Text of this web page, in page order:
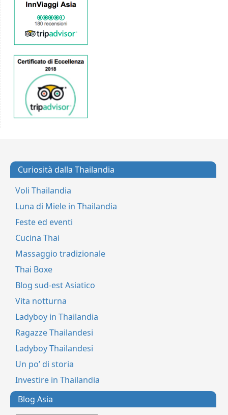
Curiosità dalla Thailandia
Voli Thailandia
Luna di Miele in Thailandia
Feste ed eventi
Cucina Thai
Massaggio tradizionale
Thai Boxe
Blog sud-est Asiatico
Vita notturna
Ladyboy in Thailandia
Ragazze Thailandesi
Ladyboy Thailandesi
Un po’ di storia
Investire in Thailandia
Blog Asia